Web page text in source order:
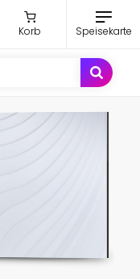
Korb Speisekarte